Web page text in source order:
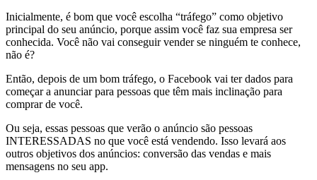
Inicialmente, é bom que você escolha “tráfego” como objetivo
principal do seu anúncio, porque assim você faz sua empresa ser
conhecida. Você não vai conseguir vender se ninguém te conhece,
não é?
Então, depois de um bom tráfego, o Facebook vai ter dados para
começar a anunciar para pessoas que têm mais inclinação para
comprar de você.
Ou seja, essas pessoas que verão o anúncio são pessoas
INTERESSADAS no que você está vendendo. Isso levará aos
outros objetivos dos anúncios: conversão das vendas e mais
mensagens no seu app.